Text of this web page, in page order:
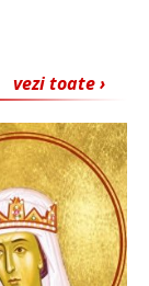
vezi toate ›